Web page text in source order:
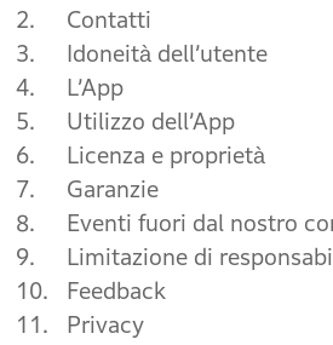
2.
Contatti
3.
Idoneità dell’utente
4.
L’App
5.
Utilizzo dell’App
6.
Licenza e proprietà
7.
Garanzie
8.
Eventi fuori dal nostro
9.
Limitazione di
10.
Feedback
11.
Privacy